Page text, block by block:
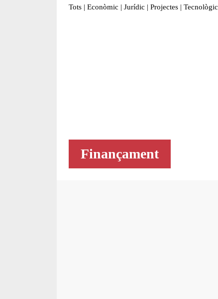
Tots | Econòmic | Jurídic | Projectes | Tecnològic
Finançament